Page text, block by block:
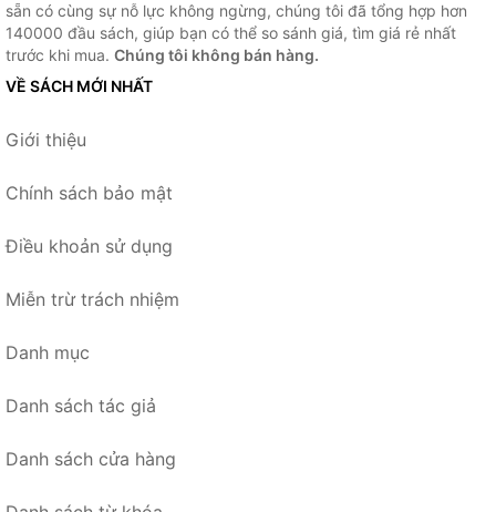
sẵn có cùng sự nỗ lực không ngừng, chúng tôi đã tổng hợp hơn
140000 đầu sách, giúp bạn có thể so sánh giá, tìm giá rẻ nhất
trước khi mua. Chúng tôi không bán hàng.
VỀ SÁCH MỚI NHẤT
Giới thiệu
Chính sách bảo mật
Điều khoản sử dụng
Miễn trừ trách nhiệm
Danh mục
Danh sách tác giả
Danh sách cửa hàng